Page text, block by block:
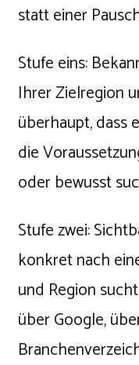
statt einer
Stufe eins:
Ihrer Zielregion
überhaupt, dass
die
oder bewusst
Stufe zwei:
konkret nach
und Region
über Google,